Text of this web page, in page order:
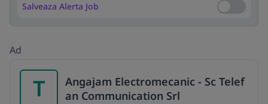
Salveaza Alerta Job Salveaza
Ad
T
Angajam Electromecanic - Sc Telef
an Communication Srl